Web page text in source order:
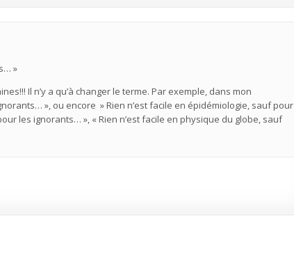
»
Il n’y a qu’à changer le terme. Par exemple, dans mon
», ou encore » Rien n’est facile en épidémiologie, sauf pour
les ignorants… », « Rien n’est facile en physique du globe, sauf